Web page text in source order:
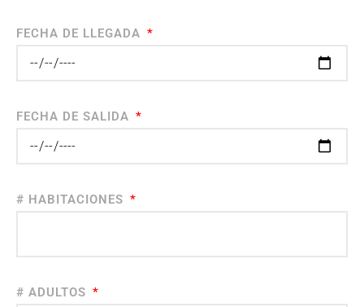
FECHA DE LLEGADA
FECHA DE SALIDA
# HABITACIONES
# ADULTOS